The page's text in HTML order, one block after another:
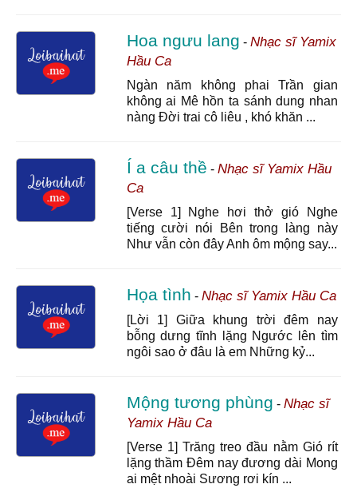
Hoa ngưu lang - Nhạc sĩ Yamix
Hầu Ca
Ngàn năm không phai Trần gian
không ai Mê hồn ta sánh dung nhan
nàng Đời trai cô liêu , khó khăn ...
Í a câu thề - Nhạc sĩ Yamix Hầu
Ca
[Verse 1] Nghe hơi thở gió Nghe
tiếng cười nói Bên trong làng này
Như vẫn còn đây Anh ôm mộng say...
Họa tình - Nhạc sĩ Yamix Hầu Ca
[Lời 1] Giữa khung trời đêm nay
bỗng dưng tĩnh lặng Ngước lên tìm
ngôi sao ở đâu là em Những kỷ...
Mộng tương phùng - Nhạc sĩ
Yamix Hầu Ca
[Verse 1] Trăng treo đầu nằm Gió rít
lặng thầm Đêm nay đương dài Mong
ai mệt nhoài Sương rơi kín ...